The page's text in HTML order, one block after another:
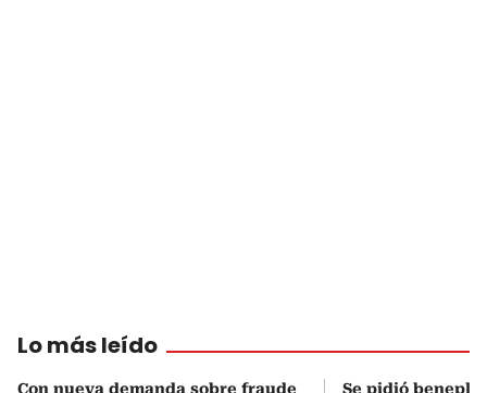
Lo más leído
Con nueva demanda sobre fraude
Se pidió